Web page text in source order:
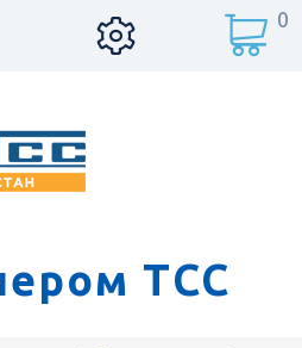
ТСС
0